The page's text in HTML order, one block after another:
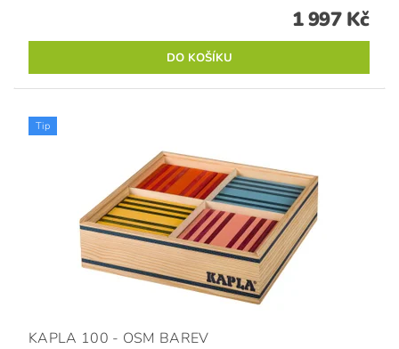
1 997 Kč
Tip
KAPLA 100 - OSM BAREV